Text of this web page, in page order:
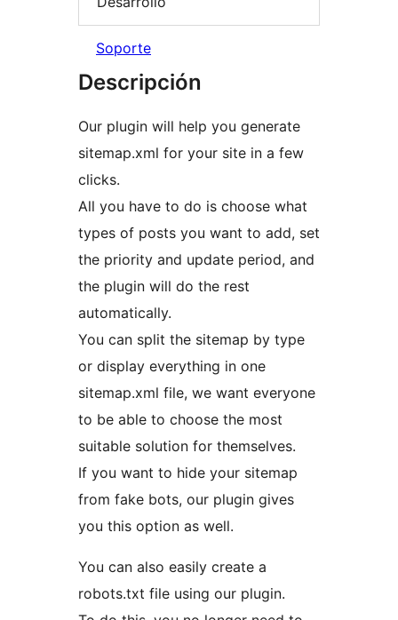
Soporte
Descripción
Our plugin will help you generate
sitemap.xml for your site in a few
clicks.
All you have to do is choose what
types of posts you want to add, set
the priority and update period, and
the plugin will do the rest
automatically.
You can split the sitemap by type
or display everything in one
sitemap.xml file, we want everyone
to be able to choose the most
suitable solution for themselves.
If you want to hide your sitemap
from fake bots, our plugin gives
you this option as well.
You can also easily create a
robots.txt file using our plugin.